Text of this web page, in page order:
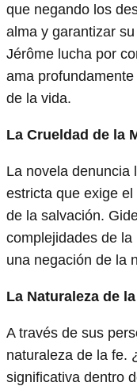
que negando los
alma y garantizar
Jérôme lucha por
ama
de la vida.
La Crueldad de la
La novela denuncia
estricta que exige
de la salvación.
complejidades de
una negación de la
La Naturaleza de
A través de sus
naturaleza de la fe.
significativa dentro